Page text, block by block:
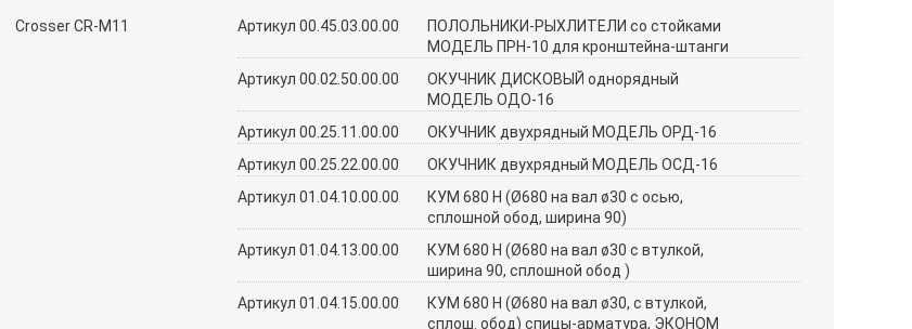
Crosser CR-M11 Артикул 00.45.03.00.00
ПОЛОЛЬНИКИ-РЫХЛИТЕЛИ со стойками
МОДЕЛЬ ПРН-10 для кронштейна-штанги
Артикул 00.02.50.00.00
ОКУЧНИК ДИСКОВЫЙ однорядный
МОДЕЛЬ ОДО-16
Артикул 00.25.11.00.00
ОКУЧНИК двухрядный МОДЕЛЬ ОРД-16
Артикул 00.25.22.00.00
ОКУЧНИК двухрядный МОДЕЛЬ ОСД-16
Артикул 01.04.10.00.00
КУМ 680 Н (Ø680 на вал ø30 с осью,
сплошной обод, ширина 90)
Артикул 01.04.13.00.00
КУМ 680 Н (Ø680 на вал ø30 с втулкой,
ширина 90, сплошной обод )
Артикул 01.04.15.00.00
КУМ 680 Н (Ø680 на вал ø30, с втулкой,
сплош. обод) спицы-арматура, ЭКОНОМ